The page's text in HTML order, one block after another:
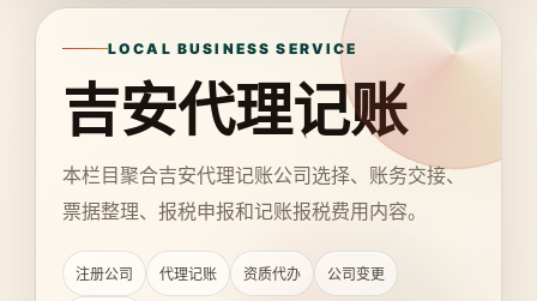
LOCAL BUSINESS SERVICE
吉安代理记账
本栏目聚合吉安代理记账公司选择、账务交接、
票据整理、报税申报和记账报税费用内容。
注册公司 代理记账 资质代办 公司变更